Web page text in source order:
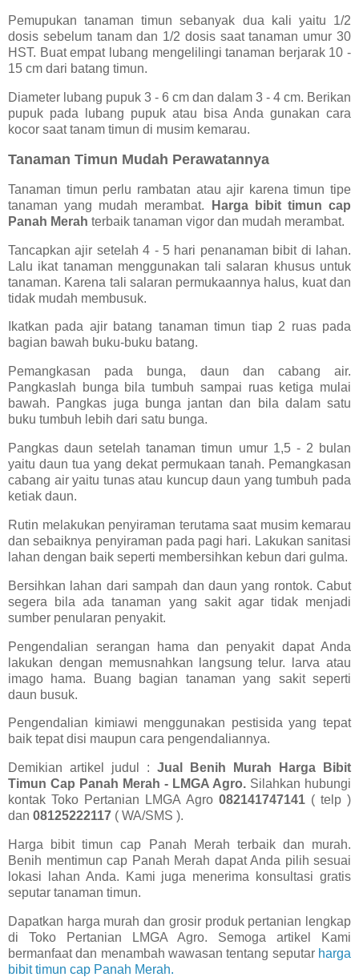
Pemupukan tanaman timun sebanyak dua kali yaitu 1/2
dosis sebelum tanam dan 1/2 dosis saat tanaman umur 30
HST. Buat empat lubang mengelilingi tanaman berjarak 10 -
15 cm dari batang timun.
Diameter lubang pupuk 3 - 6 cm dan dalam 3 - 4 cm. Berikan
pupuk pada lubang pupuk atau bisa Anda gunakan cara
kocor saat tanam timun di musim kemarau.
Tanaman Timun Mudah Perawatannya
Tanaman timun perlu rambatan atau ajir karena timun tipe
tanaman yang mudah merambat.
Harga bibit timun cap
Panah Merah terbaik tanaman vigor dan mudah merambat.
Tancapkan ajir setelah 4 - 5 hari penanaman bibit di lahan.
Lalu ikat tanaman menggunakan tali salaran khusus untuk
tanaman. Karena tali salaran permukaannya halus, kuat dan
tidak mudah membusuk.
Ikatkan pada ajir batang tanaman timun tiap 2 ruas pada
bagian bawah buku-buku batang.
Pemangkasan pada bunga, daun dan cabang air.
Pangkaslah bunga bila tumbuh sampai ruas ketiga mulai
bawah. Pangkas juga bunga jantan dan bila dalam satu
buku tumbuh lebih dari satu bunga.
Pangkas daun setelah tanaman timun umur 1,5 - 2 bulan
yaitu daun tua yang dekat permukaan tanah. Pemangkasan
cabang air yaitu tunas atau kuncup daun yang tumbuh pada
ketiak daun.
Rutin melakukan penyiraman terutama saat musim kemarau
dan sebaiknya penyiraman pada pagi hari. Lakukan sanitasi
lahan dengan baik seperti membersihkan kebun dari gulma.
Bersihkan lahan dari sampah dan daun yang rontok. Cabut
segera bila ada tanaman yang sakit agar tidak menjadi
sumber penularan penyakit.
Pengendalian serangan hama dan penyakit dapat Anda
lakukan dengan memusnahkan langsung telur. larva atau
imago hama. Buang bagian tanaman yang sakit seperti
daun busuk.
Pengendalian kimiawi menggunakan pestisida yang tepat
baik tepat disi maupun cara pengendaliannya.
Demikian artikel judul : Jual Benih Murah Harga Bibit
Timun Cap Panah Merah - LMGA Agro. Silahkan hubungi
kontak Toko Pertanian LMGA Agro 082141747141( telp )
dan 08125222117 ( WA/SMS ).
Harga bibit timun cap Panah Merah terbaik dan murah.
Benih mentimun cap Panah Merah dapat Anda pilih sesuai
lokasi lahan Anda. Kami juga menerima konsultasi gratis
seputar tanaman timun.
Dapatkan harga murah dan grosir produk pertanian lengkap
di Toko Pertanian LMGA Agro. Semoga artikel Kami
bermanfaat dan menambah wawasan tentang seputar harga
bibit timun cap Panah Merah.